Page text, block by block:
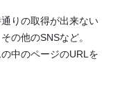
りの取得が出来ない
の他のSNSなど。
中のページのURLを